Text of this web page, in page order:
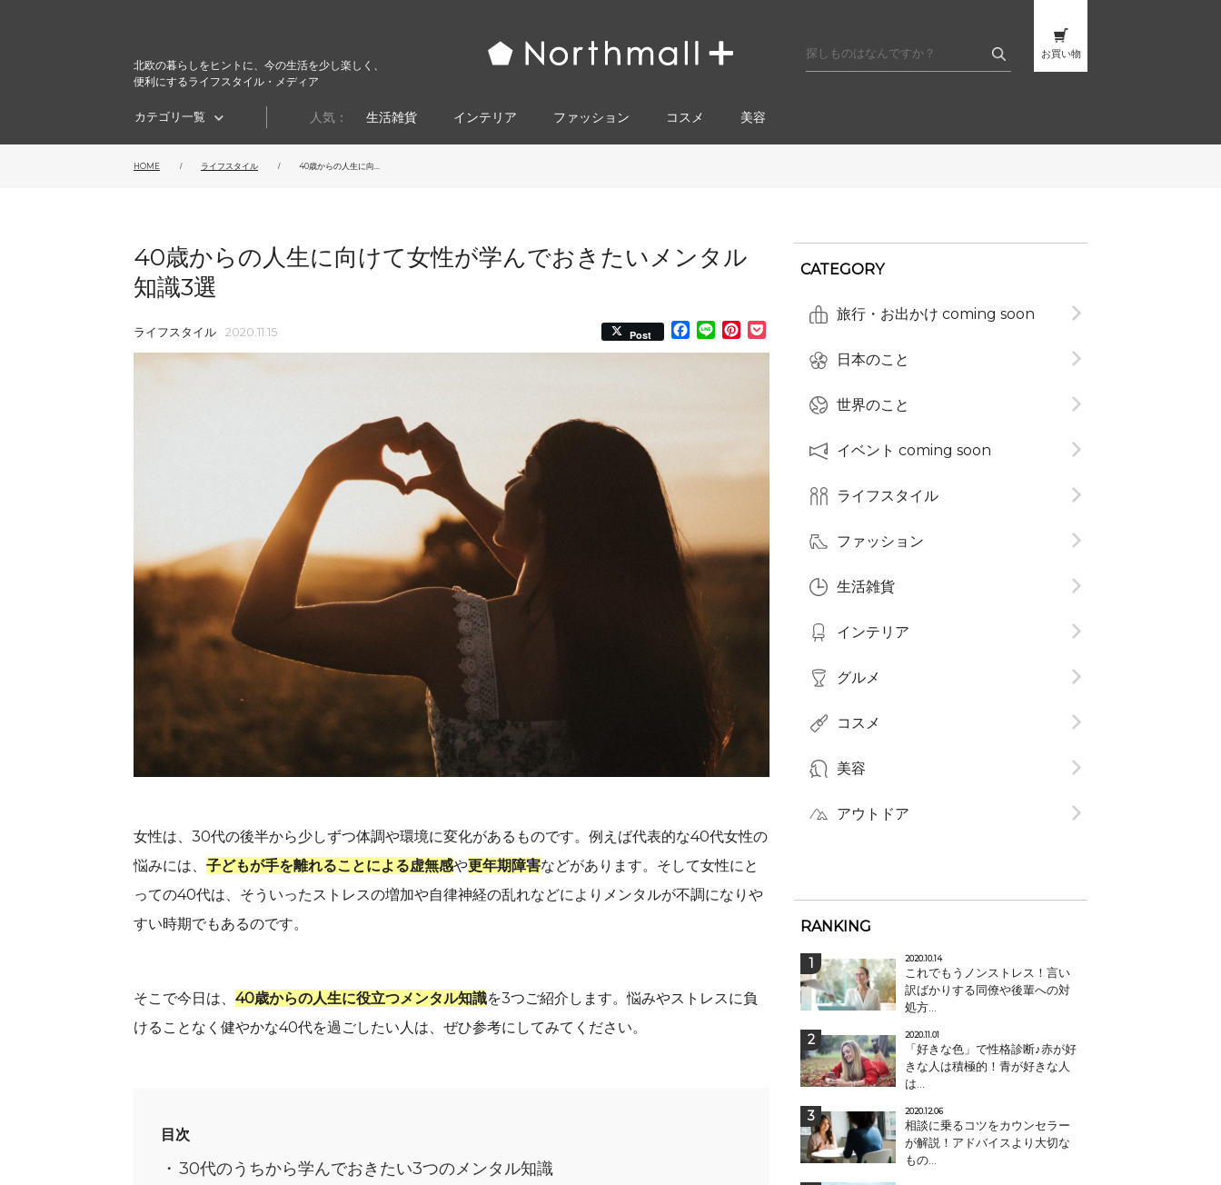
北欧の暮らしをヒントに、今の生活を少し楽しく、
便利にするライフスタイル・メディア
お買い物
カテゴリ一覧 人気： 生活雑貨 インテリア ファッション コスメ​ 美容
HOME ライフスタイル 40歳からの人生に向...
40歳からの人生に向けて女性が学んでおきたいメンタル
知識3選
ライフスタイル 2020.11.15 Post Facebook
Line Pinterest
Pocket
女性は、30代の後半から少しずつ体調や環境に変化があるものです。例えば代表的な40代女性の
悩みには、 子どもが手を離れることによる虚無感や更年期障害などがあります。そして女性にと
っての40代は、そういったストレスの増加や自律神経の乱れなどによりメンタルが不調になりや
すい時期でもあるのです。
そこで今日は、 40歳からの人生に役立つメンタル知識を3つご紹介します。悩みやストレスに負
けることなく健やかな40代を過ごしたい人は、ぜひ参考にしてみてください。
目次
30代のうちから学んでおきたい3つのメンタル知識
CATEGORY
旅行・お出かけ coming soon
日本のこと
世界のこと
イベント coming soon
ライフスタイル
ファッション
生活雑貨
インテリア
グルメ
コスメ​
美容
アウトドア
RANKING
2020.10.14
これでもうノンストレス！言い
訳ばかりする同僚や後輩への対
処方...
2020.11.01
「好きな色」で性格診断♪赤が好
きな人は積極的！青が好きな人
は...
2020.12.06
相談に乗るコツをカウンセラー
が解説！アドバイスより大切な
もの...